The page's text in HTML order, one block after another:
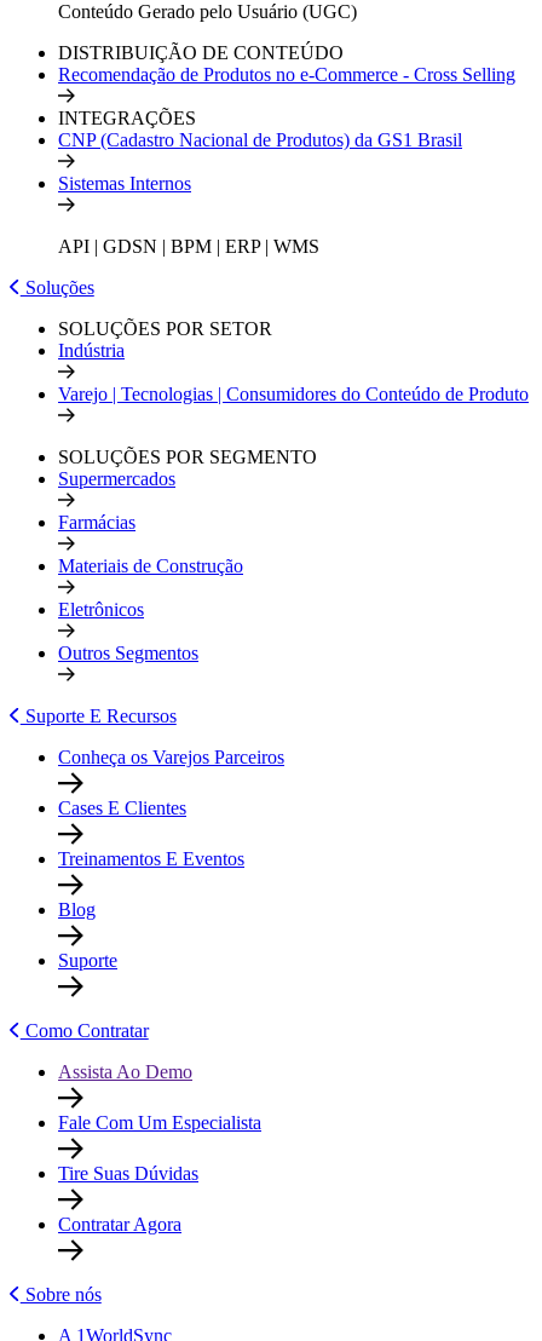
Conteúdo Gerado pelo Usuário (UGC)
DISTRIBUIÇÃO DE CONTEÚDO
Recomendação de Produtos no e-Commerce - Cross Selling
INTEGRAÇÕES
CNP (Cadastro Nacional de Produtos) da GS1 Brasil
Sistemas Internos
API | GDSN | BPM | ERP | WMS
Soluções
SOLUÇÕES POR SETOR
Indústria
Varejo | Tecnologias | Consumidores do Conteúdo de Produto
SOLUÇÕES POR SEGMENTO
Supermercados
Farmácias
Materiais de Construção
Eletrônicos
Outros Segmentos
Suporte E Recursos
Conheça os Varejos Parceiros
Cases E Clientes
Treinamentos E Eventos
Blog
Suporte
Como Contratar
Assista Ao Demo
Fale Com Um Especialista
Tire Suas Dúvidas
Contratar Agora
Sobre nós
A 1WorldSync